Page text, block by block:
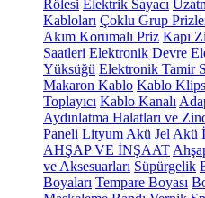
Rölesi Elektrik Sayacı
Kabloları Çoklu Grup
Akım Korumalı Priz Kapı
Saatleri Elektronik Devre
Yüksüğü Elektronik Tamir
Makaron Kablo Kablo
Toplayıcı Kablo Kanalı
Aydınlatma Halatları ve
Paneli Lityum Akü Jel Akü
AHŞAP VE İNŞAAT
ve Aksesuarları Süpürgelik
Boyaları Tempare Boyası